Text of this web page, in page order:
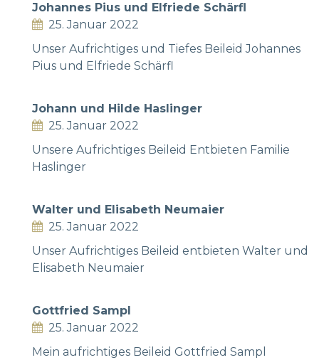
Johannes Pius und Elfriede Schärfl
25. Januar 2022
Unser Aufrichtiges und Tiefes Beileid Johannes
Pius und Elfriede Schärfl
Johann und Hilde Haslinger
25. Januar 2022
Unsere Aufrichtiges Beileid Entbieten Familie
Haslinger
Walter und Elisabeth Neumaier
25. Januar 2022
Unser Aufrichtiges Beileid entbieten Walter und
Elisabeth Neumaier
Gottfried Sampl
25. Januar 2022
Mein aufrichtiges Beileid Gottfried Sampl